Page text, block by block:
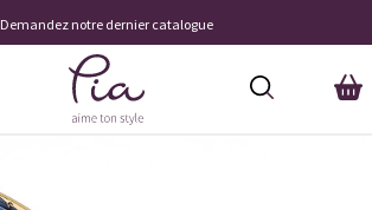
Demandez notre dernier catalogue